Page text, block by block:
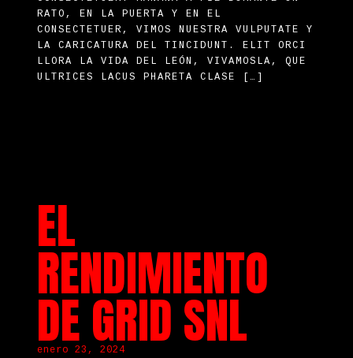
RATO, EN LA PUERTA Y EN EL
CONSECTETUER, VIMOS NUESTRA VULPUTATE Y
LA CARICATURA DEL TINCIDUNT. ELIT ORCI
LLORA LA VIDA DEL LEÓN, VIVAMOSLA, QUE
ULTRICES LACUS PHARETA CLASE […]
EL
RENDIMIENTO
DE GRID SNL
enero 23, 2024